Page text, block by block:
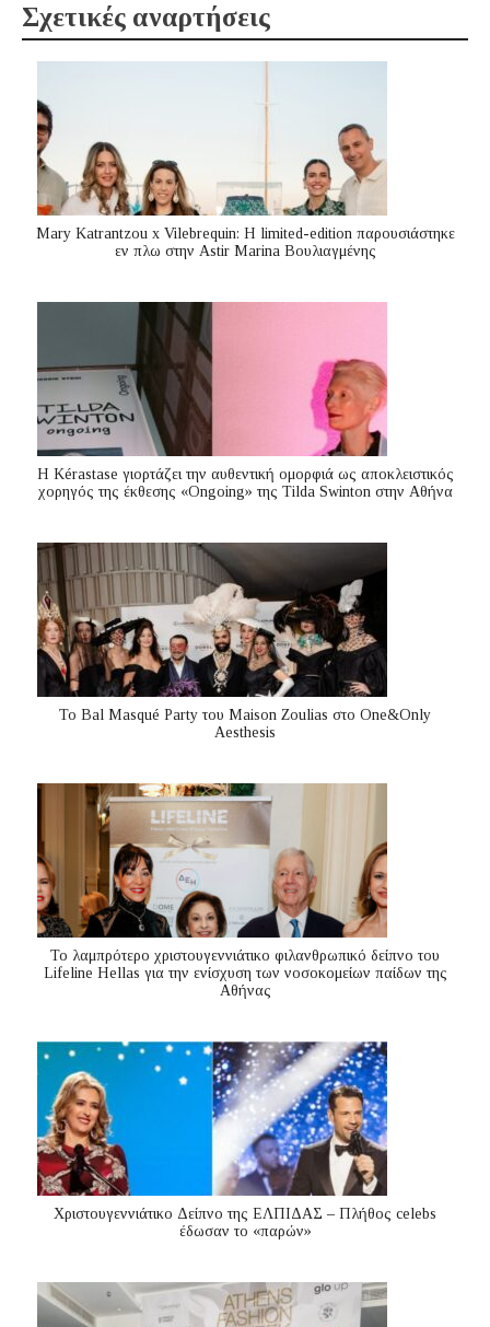
Σχετικές αναρτήσεις
Mary Katrantzou x Vilebrequin: Η limited-edition παρουσιάστηκε
εν πλω στην Astir Marina Βουλιαγμένης
Η Kérastase γιορτάζει την αυθεντική ομορφιά ως αποκλειστικός
χορηγός της έκθεσης «Ongoing» της Tilda Swinton στην Αθήνα
Το Bal Masqué Party του Maison Zoulias στο One&Only
Aesthesis
Το λαμπρότερο χριστουγεννιάτικο φιλανθρωπικό δείπνο του
Lifeline Hellas για την ενίσχυση των νοσοκομείων παίδων της
Αθήνας
Χριστουγεννιάτικο Δείπνο της ΕΛΠΙΔΑΣ – Πλήθος celebs
έδωσαν το «παρών»